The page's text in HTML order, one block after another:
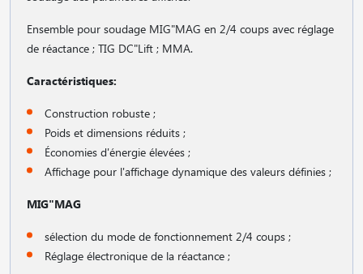
Ensemble pour soudage MIG"MAG en 2/4 coups avec réglage
de réactance ; TIG DC"Lift ; MMA.
Caractéristiques:
Construction robuste ;
Poids et dimensions réduits ;
Économies d'énergie élevées ;
Affichage pour l'affichage dynamique des valeurs définies ;
MIG"MAG
sélection du mode de fonctionnement 2/4 coups ;
Réglage électronique de la réactance ;